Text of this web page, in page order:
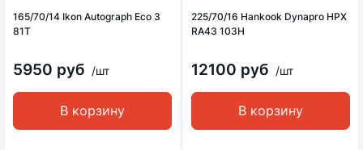
165/70/14 Ikon Autograph Eco 3
81T
5950 руб /шт
В корзину
225/70/16 Hankook Dynapro HPX
RA43 103H
12100 руб /шт
В корзину